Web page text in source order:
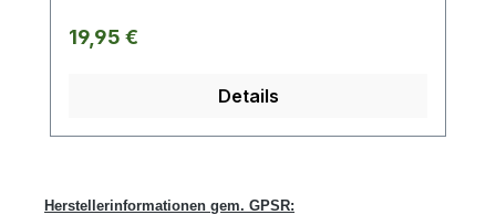
Regulärer Preis:
19,95 €
Details
Herstellerinformationen gem. GPSR: